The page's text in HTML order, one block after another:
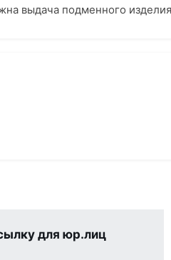
выдача подменного
для юр.лиц